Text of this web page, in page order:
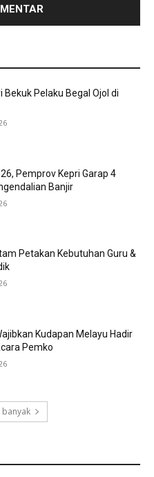
Bekuk Pelaku Begal Ojol di
Pemprov Kepri Garap 4
Banjir
Petakan Kebutuhan Guru &
Kudapan Melayu Hadir
Pemko